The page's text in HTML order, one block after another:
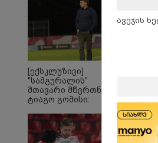
[ექსკლუზივი]
"სამგურალის"
მთავარი მწვრთნელი
ტიაგო გომისი:
ტალანტების
ქვეყანაა"!
ავეჯის